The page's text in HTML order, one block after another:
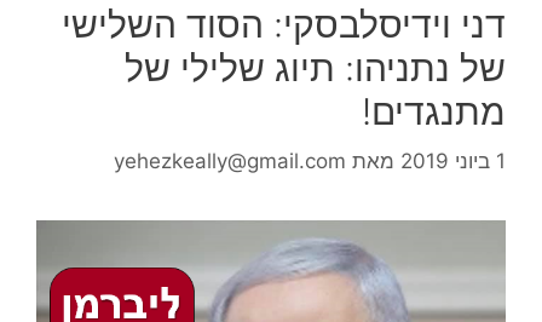
דני וידיסלבסקי: הסוד השלישי
של נתניהו: תיוג שלילי של
מתנגדים!
1 ביוני 2019 מאת yehezkeally@gmail.com